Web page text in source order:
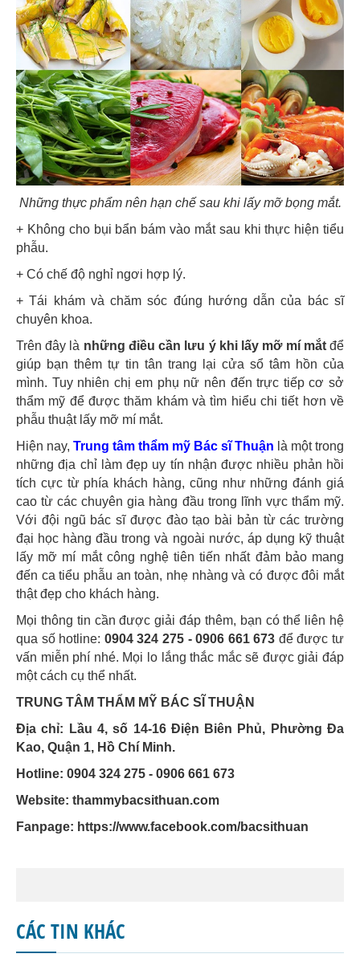
Những thực phẩm nên hạn chế sau khi lấy mỡ bọng mắt.
+ Không cho bụi bẩn bám vào mắt sau khi thực hiện tiểu
phẫu.
+ Có chế độ nghỉ ngơi hợp lý.
+ Tái khám và chăm sóc đúng hướng dẫn của bác sĩ
chuyên khoa.
Trên đây là những điều cần lưu ý khi lấy mỡ mí mắtđể
giúp bạn thêm tự tin tân trang lại cửa sổ tâm hồn của
mình. Tuy nhiên chị em phụ nữ nên đến trực tiếp cơ sở
thẩm mỹ để được thăm khám và tìm hiểu chi tiết hơn về
phẫu thuật lấy mỡ mí mắt.
Hiện nay, Trung tâm thẩm mỹ Bác sĩ Thuận là một trong
những địa chỉ làm đẹp uy tín nhận được nhiều phản hồi
tích cực từ phía khách hàng, cũng như những đánh giá
cao từ các chuyên gia hàng đầu trong lĩnh vực thẩm mỹ.
Với đội ngũ bác sĩ được đào tạo bài bản từ các trường
đại học hàng đầu trong và ngoài nước, áp dụng kỹ thuật
lấy mỡ mí mắt công nghệ tiên tiến nhất đảm bảo mang
đến ca tiểu phẫu an toàn, nhẹ nhàng và có được đôi mắt
thật đẹp cho khách hàng.
Mọi thông tin cần được giải đáp thêm, bạn có thể liên hệ
qua số hotline: 0904 324 275 - 0906 661 673 để được tư
vấn miễn phí nhé. Mọi lo lắng thắc mắc sẽ được giải đáp
một cách cụ thể nhất.
TRUNG TÂM THẨM MỸ BÁC SĨ THUẬN
Địa chỉ: Lầu 4, số 14-16 Điện Biên Phủ, Phường Đa
Kao, Quận 1, Hồ Chí Minh.
Hotline: 0904 324 275 - 0906 661 673
Website: thammybacsithuan.com
Fanpage: https://www.facebook.com/bacsithuan
CÁC TIN KHÁC